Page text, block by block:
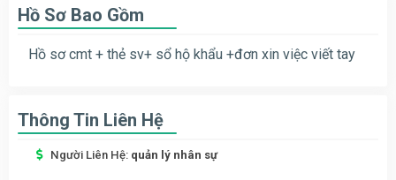
Hồ Sơ Bao Gồm
Hồ sơ cmt + thẻ sv+ sổ hộ khẩu +đơn xin việc viết tay
Thông Tin Liên Hệ
Người Liên Hệ: quản lý nhân sự